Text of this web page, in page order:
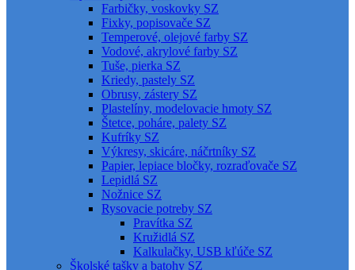
Farbičky, voskovky SZ
Fixky, popisovače SZ
Temperové, olejové farby SZ
Vodové, akrylové farby SZ
Tuše, pierka SZ
Kriedy, pastely SZ
Obrusy, zástery SZ
Plastelíny, modelovacie hmoty SZ
Štetce, poháre, palety SZ
Kufríky SZ
Výkresy, skicáre, náčrtníky SZ
Papier, lepiace bločky, rozraďovače SZ
Lepidlá SZ
Nožnice SZ
Rysovacie potreby SZ
Pravítka SZ
Kružidlá SZ
Kalkulačky, USB kľúče SZ
Školské tašky a batohy SZ